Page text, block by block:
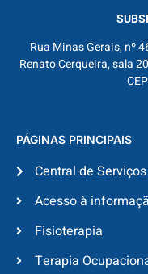
Rua Minas Gerais, nº
Renato Cerqueira, sala
PÁGINAS PRINCIPAIS
Central de Serviços
Acesso à
Fisioterapia
Terapia